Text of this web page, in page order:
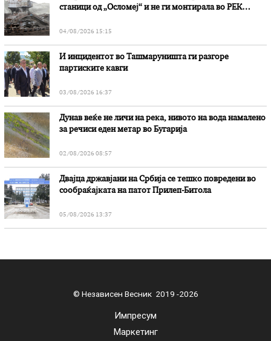
станици од „Осломеј“ и не ги монтирала во РЕК
04/08/2026 15:15
И инцидентот во Ташмаруништa ги разгоре
партиските кавги
03/08/2026 16:37
Дунав веќе не личи на река, нивото на вода намалено
за речиси еден метар во Бугарија
02/08/2026 08:57
Двајца државјани на Србија се тешко повредени во
сообраќајката на патот Прилеп-Битола
05/08/2026 13:37
© Независен Весник 2019 -2026
Импресум
Маркетинг